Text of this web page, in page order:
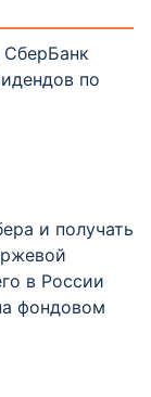
по
и получать
в России
фондовом